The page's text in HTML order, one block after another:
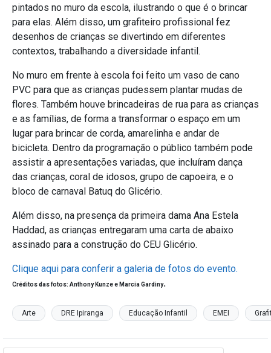
pintados no muro da escola, ilustrando o que é o brincar
para elas. Além disso, um grafiteiro profissional fez
desenhos de crianças se divertindo em diferentes
contextos, trabalhando a diversidade infantil.
No muro em frente à escola foi feito um vaso de cano
PVC para que as crianças pudessem plantar mudas de
flores. Também houve brincadeiras de rua para as crianças
e as famílias, de forma a transformar o espaço em um
lugar para brincar de corda, amarelinha e andar de
bicicleta. Dentro da programação o público também pode
assistir a apresentações variadas, que incluíram dança
das crianças, coral de idosos, grupo de capoeira, e o
bloco de carnaval Batuq do Glicério.
Além disso, na presença da primeira dama Ana Estela
Haddad, as crianças entregaram uma carta de abaixo
assinado para a construção do CEU Glicério.
Clique aqui para conferir a galeria de fotos do evento.
Créditos das fotos: Anthony Kunze e Marcia Gardiny.
Arte DRE Ipiranga Educação Infantil EMEI